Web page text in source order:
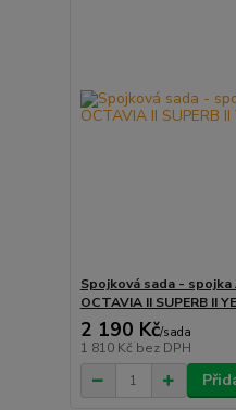
Spojková sada - spojka
OCTAVIA II SUPERB II
2 190 Kč/sada
1 810 Kč bez DPH